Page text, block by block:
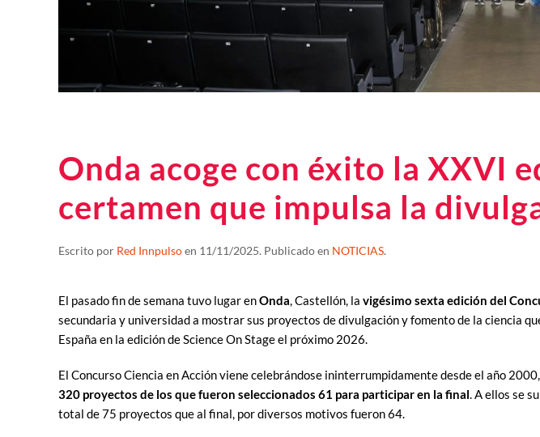
Onda acoge con éxito la XXVI
certamen que impulsa la
Escrito por Red Innpulsoen 11/11/2025. Publicado en NOTICIAS.
El pasado fin de semana tuvo lugar enOnda, Castellón, la vigésimo sexta edición del
secundaria y universidad a mostrar sus proyectos de divulgación y fomento de la ciencia
España en la edición de Science On Stage el próximo 2026.
El Concurso Ciencia en Acción viene celebrándose ininterrumpidamente desde el año
320 proyectos de los que fueron seleccionados 61 para participar en la final. A ellos se
total de 75 proyectos que al final, por diversos motivos fueron 64.